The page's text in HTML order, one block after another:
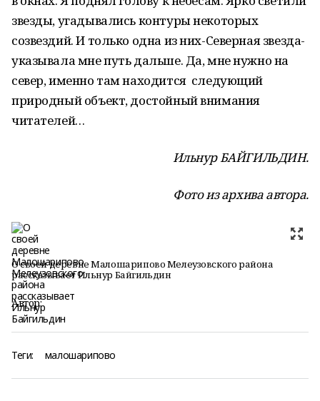
звезды, угадывались контуры некоторых
созвездий. И только одна из них-Северная звезда-
указывала мне путь дальше. Да, мне нужно на
север, именно там находится следующий
природный объект, достойный внимания
читателей…
Ильнур БАЙГИЛЬДИН.
Фото из архива автора.
О своей деревне Малошарипово Мелеузовского района
рассказывает Ильнур Байгильдин
Автор:
Теги: малошарипово